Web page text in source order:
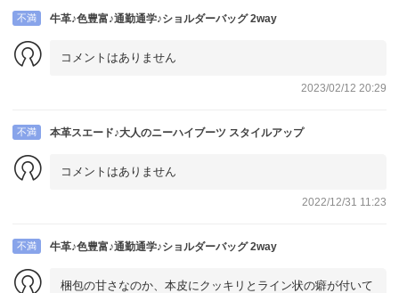
不満 牛革♪色豊富♪通勤通学♪ショルダーバッグ 2way
コメントはありません
2023/02/12 20:29
不満 本革スエード♪大人のニーハイブーツ スタイルアップ
コメントはありません
2022/12/31 11:23
不満 牛革♪色豊富♪通勤通学♪ショルダーバッグ 2way
梱包の甘さなのか、本皮にクッキリとライン状の癖が付いて